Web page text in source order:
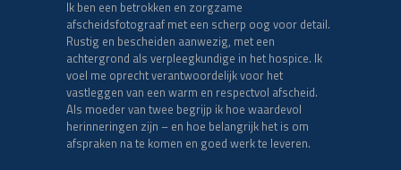
Ik ben een betrokken en zorgzame
afscheidsfotograaf met een scherp oog voor detail.
Rustig en bescheiden aanwezig, met een
achtergrond als verpleegkundige in het hospice. Ik
voel me oprecht verantwoordelijk voor het
vastleggen van een warm en respectvol afscheid.
Als moeder van twee begrijp ik hoe waardevol
herinneringen zijn – en hoe belangrijk het is om
afspraken na te komen en goed werk te leveren.